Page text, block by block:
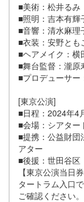
■美術：松井るみ
■照明：吉本有輝
■音響：清水麻理
■衣装：安野とも
■ヘアメイク：横
■舞台監督：瀧原
■プロデューサー
[東京公演]
■日程：2024年4
■会場：シアター
■提携：公益財団
アター
■後援：世田谷区
【東京公演当日
タートラム入口
ご確認ください。